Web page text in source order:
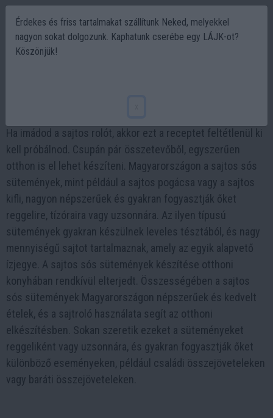
Ha imádod a sajtos rolót, akkor ezt a receptet feltétlenül ki
kell próbálnod. Csupán pár összetevőből, egyszerűen
otthon is el lehet készíteni. Magyarországon a sajtos sós
sütemények, mint például a sajtos pogácsa vagy a sajtos
kifli, nagyon népszerűek és gyakran fogyasztják őket
reggelire, tízóraira vagy uzsonnára. Az ilyen típusú
sütemények gyakran készülnek leveles tésztából, és nagy
mennyiségű sajtot tartalmaznak, amely az egyik alapvető
ízjegye. A sajtos sós sütemények készítése otthoni
konyhában rendkívül elterjedt. Összességében a sajtos
sós sütemények Magyarországon népszerűek és kedvelt
ételek, és a sajtroló használata segít az otthoni
elkészítésben. Sokan szeretik ezeket a süteményeket
reggeliként vagy uzsonnára, és gyakran fogyasztják őket
különböző eseményeken, például családi összejöveteleken
vagy baráti összejöveteleken.
Érdekes és friss tartalmakat szállítunk Neked, melyekkel
nagyon sokat dolgozunk. Kaphatunk cserébe egy LÁJK-ot?
Köszönjük!